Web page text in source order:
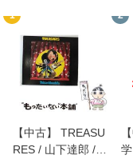
1
【中古】 TREASU
RES / 山下達郎 /
2